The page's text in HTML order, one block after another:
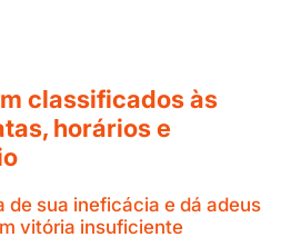
classificados às
horários e
de sua ineficácia e dá adeus
vitória insuficiente